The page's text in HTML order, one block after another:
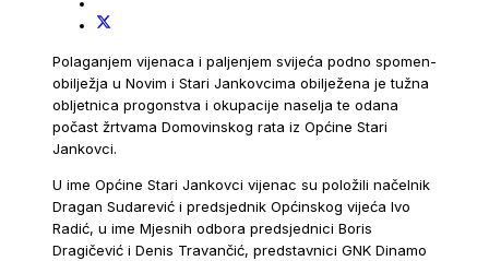
Polaganjem vijenaca i paljenjem svijeća podno spomen-
obilježja u Novim i Stari Jankovcima obilježena je tužna
obljetnica progonstva i okupacije naselja te odana
počast žrtvama Domovinskog rata iz Općine Stari
Jankovci.
U ime Općine Stari Jankovci vijenac su položili načelnik
Dragan Sudarević i predsjednik Općinskog vijeća Ivo
Radić, u ime Mjesnih odbora predsjednici Boris
Dragičević i Denis Travančić, predstavnici GNK Dinamo